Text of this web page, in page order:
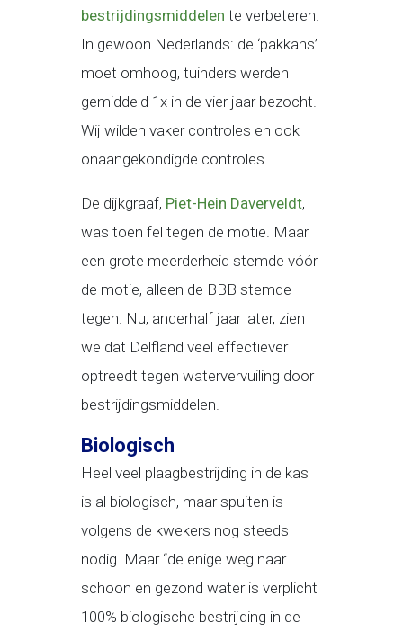
bestrijdingsmiddelen te verbeteren.
In gewoon Nederlands: de ‘pakkans’
moet omhoog, tuinders werden
gemiddeld 1x in de vier jaar bezocht.
Wij wilden vaker controles en ook
onaangekondigde controles.
De dijkgraaf, Piet-Hein Daverveldt,
was toen fel tegen de motie. Maar
een grote meerderheid stemde vóór
de motie, alleen de BBB stemde
tegen. Nu, anderhalf jaar later, zien
we dat Delfland veel effectiever
optreedt tegen watervervuiling door
bestrijdingsmiddelen.
Biologisch
Heel veel plaagbestrijding in de kas
is al biologisch, maar spuiten is
volgens de kwekers nog steeds
nodig. Maar “de enige weg naar
schoon en gezond water is verplicht
100% biologische bestrijding in de